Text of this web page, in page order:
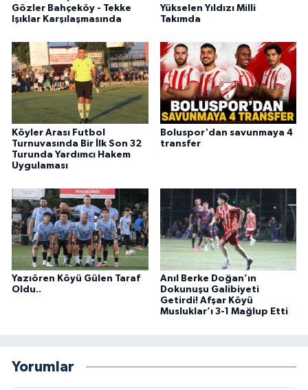
Gözler Bahçeköy - Tekke
Işıklar Karşılaşmasında
Yükselen Yıldızı Milli
Takımda
Köyler Arası Futbol
Turnuvasında Bir İlk Son 32
Turunda Yardımcı Hakem
Uygulaması
Boluspor'dan savunmaya 4
transfer
Yazıören Köyü Gülen Taraf
Oldu..
Anıl Berke Doğan’ın
Dokunuşu Galibiyeti
Getirdi! Afşar Köyü
Musluklar’ı 3-1 Mağlup Etti
Yorumlar